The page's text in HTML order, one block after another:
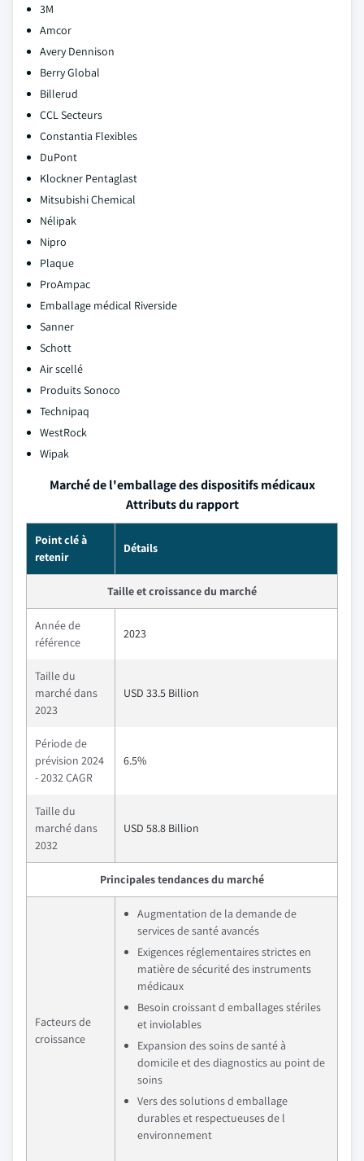
3M
Amcor
Avery Dennison
Berry Global
Billerud
CCL Secteurs
Constantia Flexibles
DuPont
Klockner Pentaglast
Mitsubishi Chemical
Nélipak
Nipro
Plaque
ProAmpac
Emballage médical Riverside
Sanner
Schott
Air scellé
Produits Sonoco
Technipaq
WestRock
Wipak
Marché de l'emballage des dispositifs médicaux
Attributs du rapport
Point clé à
retenir
Détails
Taille et croissance du marché
Année de
référence
2023
Taille du
marché dans
2023
USD 33.5 Billion
Période de
prévision 2024
- 2032 CAGR
6.5%
Taille du
marché dans
2032
USD 58.8 Billion
Principales tendances du marché
Facteurs de
croissance
Augmentation de la demande de
services de santé avancés
Exigences réglementaires strictes en
matière de sécurité des instruments
médicaux
Besoin croissant d emballages stériles
et inviolables
Expansion des soins de santé à
domicile et des diagnostics au point de
soins
Vers des solutions d emballage
durables et respectueuses de l
environnement